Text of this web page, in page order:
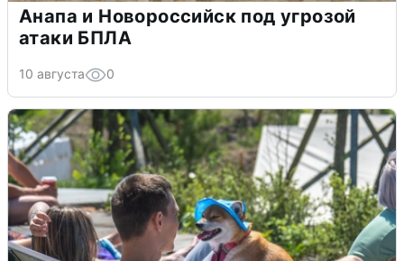
Анапа и Новороссийск под угрозой
атаки БПЛА
10 августа 0